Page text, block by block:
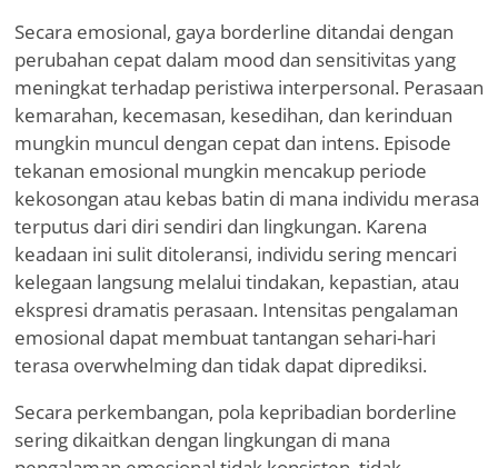
Secara emosional, gaya borderline ditandai dengan
perubahan cepat dalam mood dan sensitivitas yang
meningkat terhadap peristiwa interpersonal. Perasaan
kemarahan, kecemasan, kesedihan, dan kerinduan
mungkin muncul dengan cepat dan intens. Episode
tekanan emosional mungkin mencakup periode
kekosongan atau kebas batin di mana individu merasa
terputus dari diri sendiri dan lingkungan. Karena
keadaan ini sulit ditoleransi, individu sering mencari
kelegaan langsung melalui tindakan, kepastian, atau
ekspresi dramatis perasaan. Intensitas pengalaman
emosional dapat membuat tantangan sehari-hari
terasa overwhelming dan tidak dapat diprediksi.
Secara perkembangan, pola kepribadian borderline
sering dikaitkan dengan lingkungan di mana